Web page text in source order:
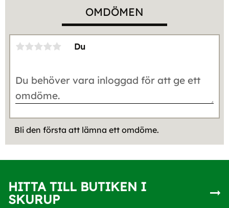
OMDÖMEN
Du
Bli den första att lämna ett omdöme.
HITTA TILL BUTIKEN I
SKURUP